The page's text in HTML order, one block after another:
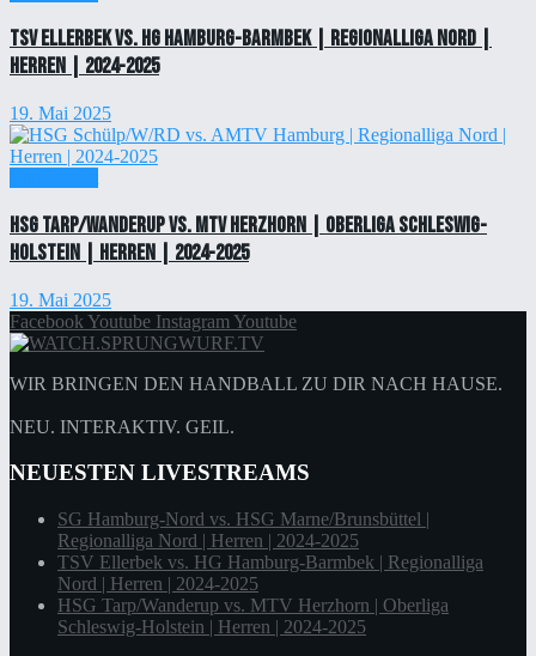
TSV Ellerbek vs. HG Hamburg-Barmbek | Regionalliga Nord |
Herren | 2024-2025
19. Mai 2025
HSG Tarp/Wanderup vs. MTV Herzhorn | Oberliga Schleswig-
Holstein | Herren | 2024-2025
19. Mai 2025
Facebook Youtube Instagram Youtube
WIR BRINGEN DEN HANDBALL ZU DIR NACH HAUSE.
NEU. INTERAKTIV. GEIL.
NEUESTEN LIVESTREAMS
SG Hamburg-Nord vs. HSG Marne/Brunsbüttel |
Regionalliga Nord | Herren | 2024-2025
TSV Ellerbek vs. HG Hamburg-Barmbek | Regionalliga
Nord | Herren | 2024-2025
HSG Tarp/Wanderup vs. MTV Herzhorn | Oberliga
Schleswig-Holstein | Herren | 2024-2025